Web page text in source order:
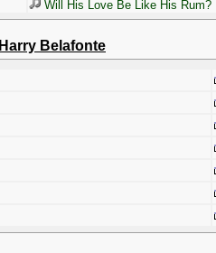
Will His Love Be Like His Rum?
Harry Belafonte